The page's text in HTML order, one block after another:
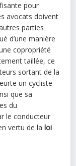
pour
avocats doivent
parties
d’une manière
copropriété
taillée, ce
sortant de la
un cycliste
que sa
du
le conducteur
vertu de laloi